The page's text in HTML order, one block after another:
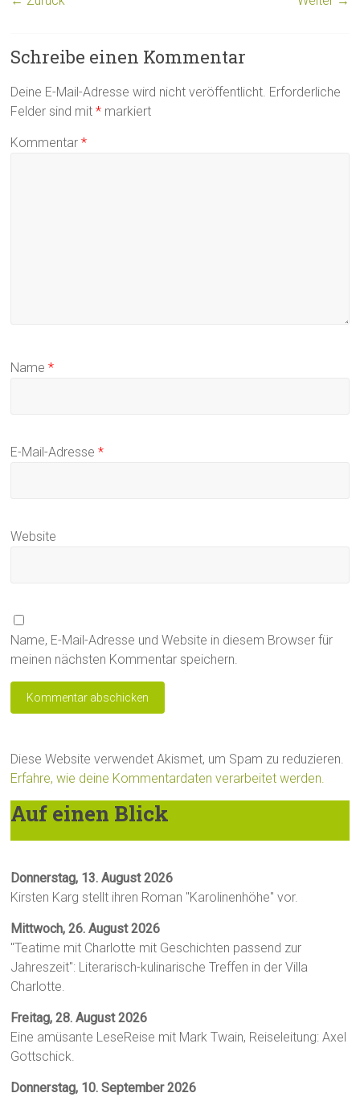
Schreibe einen Kommentar
Deine E-Mail-Adresse wird nicht veröffentlicht. Erforderliche
Felder sind mit* markiert
Kommentar*
Name*
E-Mail-Adresse*
Website
Name, E-Mail-Adresse und Website in diesem Browser für
meinen nächsten Kommentar speichern.
Diese Website verwendet Akismet, um Spam zu reduzieren.
Erfahre, wie deine Kommentardaten verarbeitet werden.
Auf einen Blick
Donnerstag, 13. August 2026
Kirsten Karg stellt ihren Roman "Karolinenhöhe" vor.
Mittwoch, 26. August 2026
"Teatime mit Charlotte mit Geschichten passend zur
Jahreszeit": Literarisch-kulinarische Treffen in der Villa
Charlotte.
Freitag, 28. August 2026
Eine amüsante LeseReise mit Mark Twain, Reiseleitung: Axel
Gottschick.
Donnerstag, 10. September 2026